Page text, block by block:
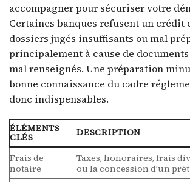
accompagner pour sécuriser votre
Certaines banques refusent un crédit
dossiers jugés insuffisants ou mal
principalement à cause de
mal renseignés. Une préparation
bonne connaissance du cadre
donc indispensables.
ÉLÉMENTS
CLÉS DESCRIPTION
Frais de
notaire
Taxes, honoraires, frais
ou la concession d’un prêt